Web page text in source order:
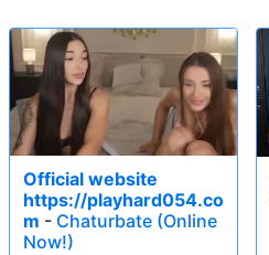
Official website
https://playhard054.co
m - Chaturbate (Online
Now!)